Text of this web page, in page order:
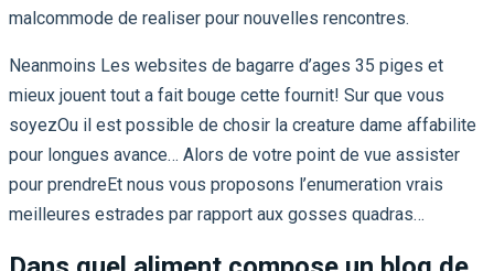
malcommode de realiser pour nouvelles rencontres.
Neanmoins Les websites de bagarre d’ages 35 piges et
mieux jouent tout a fait bouge cette fournit! Sur que vous
soyezOu il est possible de chosir la creature dame affabilite
pour longues avance… Alors de votre point de vue assister
pour prendreEt nous vous proposons l’enumeration vrais
meilleures estrades par rapport aux gosses quadras…